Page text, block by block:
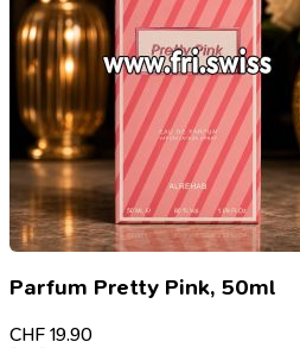
Parfum Pretty Pink, 50ml
CHF 19.90